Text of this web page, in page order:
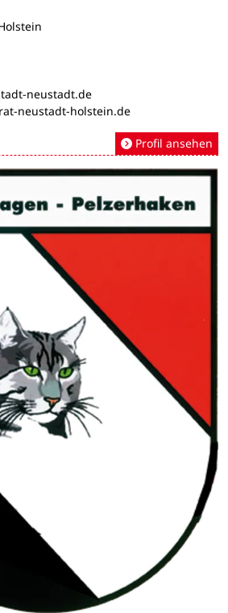
neustadt.de
neustadt-holstein.de
Profil ansehen